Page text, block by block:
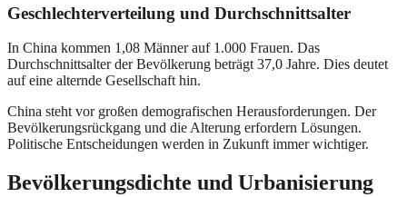
Geschlechterverteilung und Durchschnittsalter
In China kommen 1,08 Männer auf 1.000 Frauen. Das
Durchschnittsalter der Bevölkerung beträgt 37,0 Jahre. Dies deutet
auf eine alternde Gesellschaft hin.
China steht vor großen demografischen Herausforderungen. Der
Bevölkerungsrückgang und die Alterung erfordern Lösungen.
Politische Entscheidungen werden in Zukunft immer wichtiger.
Bevölkerungsdichte und Urbanisierung